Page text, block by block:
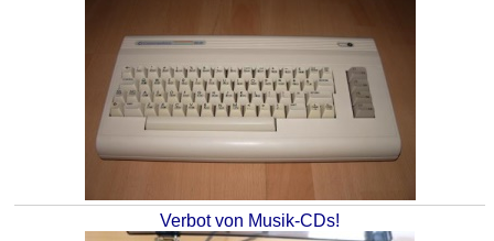
Verbot von Musik-CDs!